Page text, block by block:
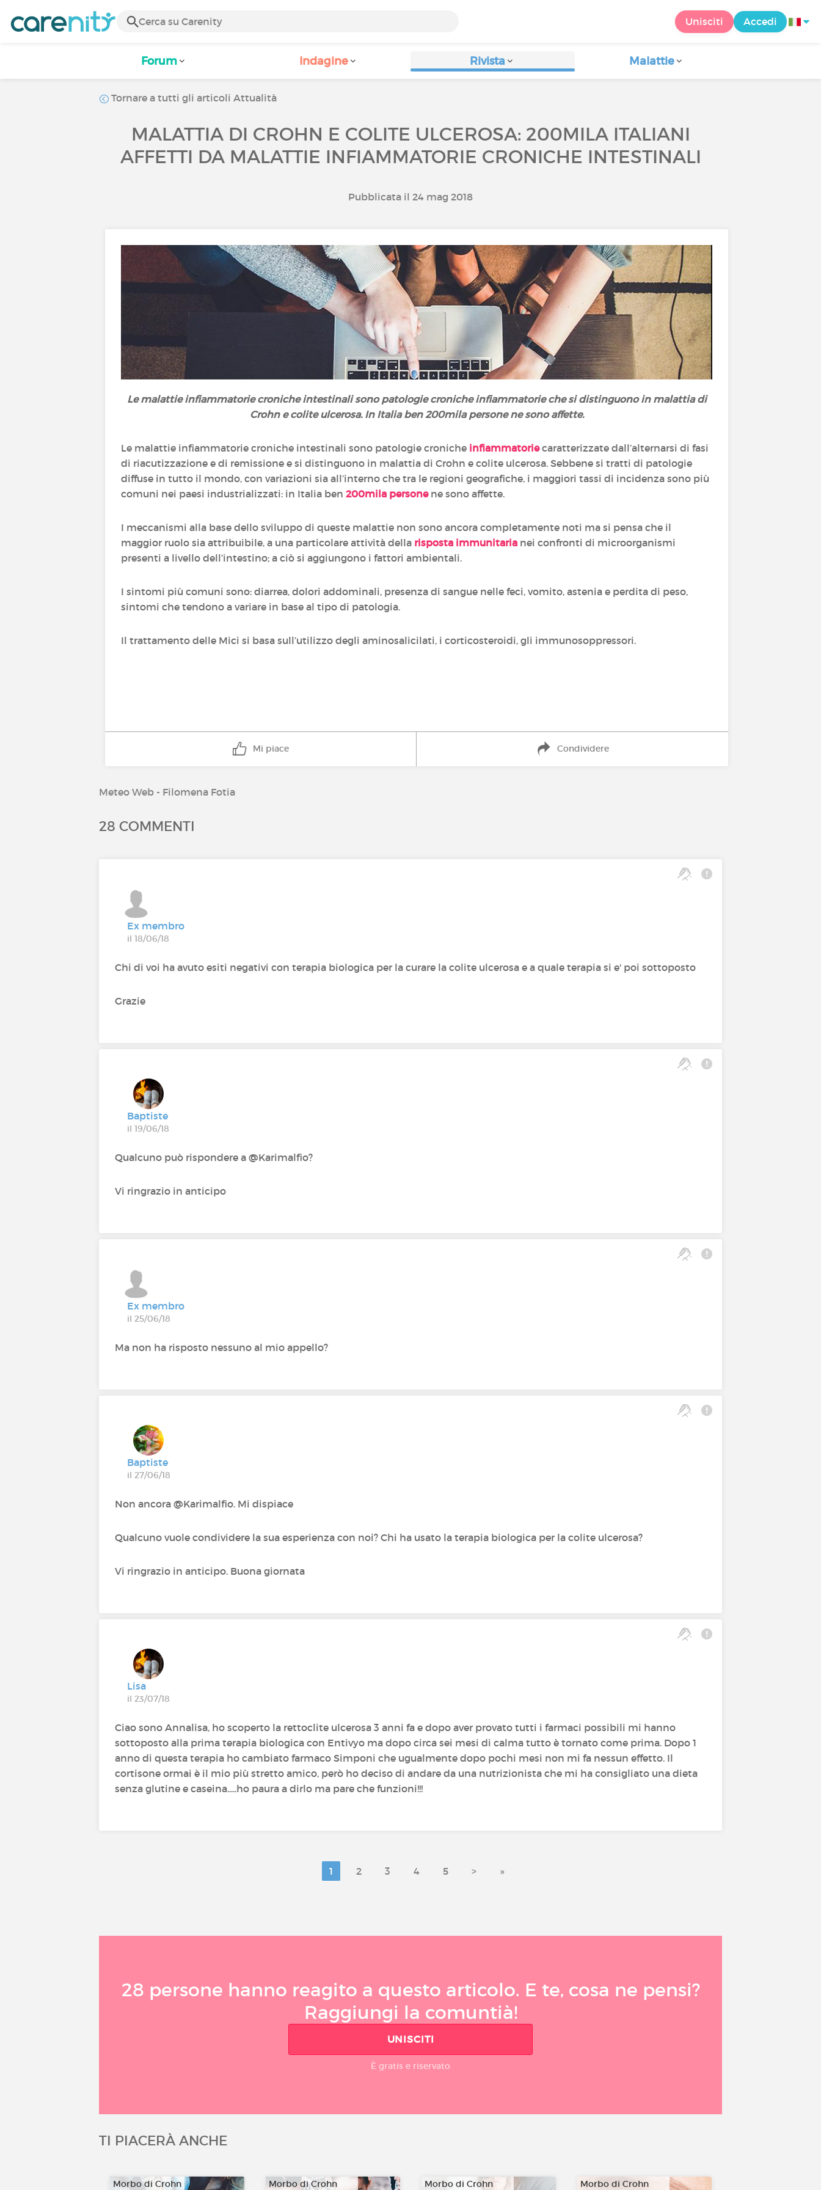
Unisciti Accedi
Forum Indagine Rivista Malattie
Tornare a tutti gli articoli Attualità
MALATTIA DI CROHN E COLITE ULCEROSA: 200MILA ITALIANI
AFFETTI DA MALATTIE INFIAMMATORIE CRONICHE INTESTINALI
Pubblicata il 24 mag 2018
Le malattie infiammatorie croniche intestinali sono patologie croniche infiammatorie che si distinguono in malattia di
Crohn e colite ulcerosa. In Italia ben 200mila persone ne sono affette.
Le malattie infiammatorie croniche intestinali sono patologie croniche infiammatoriecaratterizzate dall’alternarsi di fasi
di riacutizzazione e di remissione e si distinguono in malattia di Crohn e colite ulcerosa. Sebbene si tratti di patologie
diffuse in tutto il mondo, con variazioni sia all’interno che tra le regioni geografiche, i maggiori tassi di incidenza sono più
comuni nei paesi industrializzati: in Italia ben 200mila personene sono affette.
I meccanismi alla base dello sviluppo di queste malattie non sono ancora completamente noti ma si pensa che il
maggior ruolo sia attribuibile, a una particolare attività della risposta immunitaria nei confronti di microorganismi
presenti a livello dell’intestino; a ciò si aggiungono i fattori ambientali.
I sintomi più comuni sono: diarrea, dolori addominali, presenza di sangue nelle feci, vomito, astenia e perdita di peso,
sintomi che tendono a variare in base al tipo di patologia.
Il trattamento delle Mici si basa sull’utilizzo degli aminosalicilati, i corticosteroidi, gli immunosoppressori.
Mi piace Condividere
Meteo Web - Filomena Fotia
28 COMMENTI
Ex membro
il 18/06/18
Chi di voi ha avuto esiti negativi con terapia biologica per la curare la colite ulcerosa e a quale terapia si e' poi sottoposto
Grazie
Baptiste
il 19/06/18
Qualcuno può rispondere a @Karimalfio‍?
Vi ringrazio in anticipo
Ex membro
il 25/06/18
Ma non ha risposto nessuno al mio appello?
Baptiste
il 27/06/18
Non ancora @Karimalfio‍. Mi dispiace
Qualcuno vuole condividere la sua esperienza con noi? Chi ha usato la terapia biologica per la colite ulcerosa?
Vi ringrazio in anticipo. Buona giornata
Lisa
il 23/07/18
Ciao sono Annalisa, ho scoperto la rettoclite ulcerosa 3 anni fa e dopo aver provato tutti i farmaci possibili mi hanno
sottoposto alla prima terapia biologica con Entivyo ma dopo circa sei mesi di calma tutto è tornato come prima. Dopo 1
anno di questa terapia ho cambiato farmaco Simponi che ugualmente dopo pochi mesi non mi fa nessun effetto. Il
cortisone ormai è il mio più stretto amico, però ho deciso di andare da una nutrizionista che mi ha consigliato una dieta
senza glutine e caseina.....ho paura a dirlo ma pare che funzioni!!!
1 2 3 4 5 > »
28 persone hanno reagito a questo articolo. E te, cosa ne pensi?
Raggiungi la comuntià!
UNISCITI
È gratis e riservato
TI PIACERÀ ANCHE
Morbo di Crohn Morbo di Crohn Morbo di Crohn Morbo di Crohn